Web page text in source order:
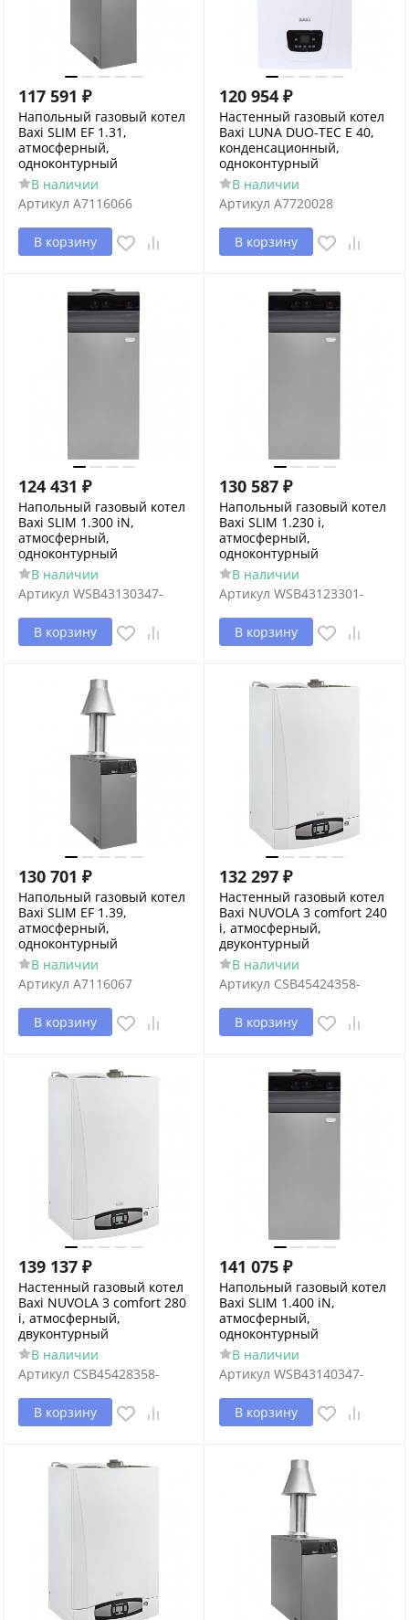
117 591 ₽
Напольный газовый котел
Baxi SLIM EF 1.31,
атмосферный,
одноконтурный
В наличии
Артикул A7116066
В корзину
120 954 ₽
Настенный газовый котел
Baxi LUNA DUO-TEC E 40,
конденсационный,
одноконтурный
В наличии
Артикул A7720028
В корзину
124 431 ₽
Напольный газовый котел
Baxi SLIM 1.300 iN,
атмосферный,
одноконтурный
В наличии
Артикул WSB43130347-
В корзину
130 587 ₽
Напольный газовый котел
Baxi SLIM 1.230 i,
атмосферный,
одноконтурный
В наличии
Артикул WSB43123301-
В корзину
130 701 ₽
Напольный газовый котел
Baxi SLIM EF 1.39,
атмосферный,
одноконтурный
В наличии
Артикул A7116067
В корзину
132 297 ₽
Настенный газовый котел
Baxi NUVOLA 3 comfort 240
i, атмосферный,
двуконтурный
В наличии
Артикул CSB45424358-
В корзину
139 137 ₽
Настенный газовый котел
Baxi NUVOLA 3 comfort 280
i, атмосферный,
двуконтурный
В наличии
Артикул CSB45428358-
В корзину
141 075 ₽
Напольный газовый котел
Baxi SLIM 1.400 iN,
атмосферный,
одноконтурный
В наличии
Артикул WSB43140347-
В корзину